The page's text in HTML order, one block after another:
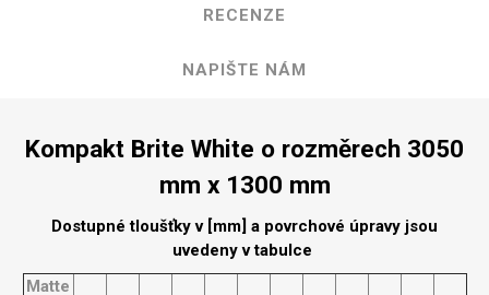
RECENZE
NAPIŠTE NÁM
Kompakt Brite White o rozměrech 3050
mm x 1300 mm
Dostupné tloušťky v [mm] a povrchové úpravy jsou
uvedeny v tabulce
Matte